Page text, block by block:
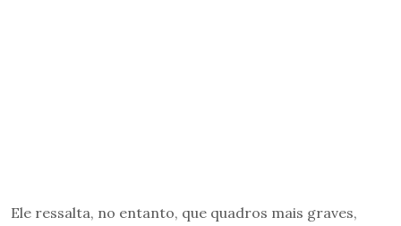
Ele ressalta, no entanto, que quadros mais graves,